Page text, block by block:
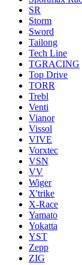
SR
Storm
Sword
Tailong
Tech Line
TGRACING
Top Drive
TORR
Trebl
Venti
Vianor
Vissol
VIVE
Vorxtec
VSN
VV
Wiger
X'trike
X-Race
Yamato
Yokatta
YST
Zepp
ZIG